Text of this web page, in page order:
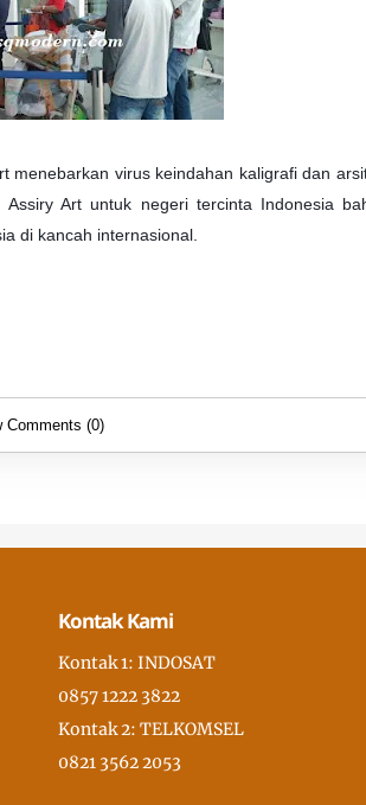
menebarkan virus keindahan kaligrafi dan
Art untuk negeri tercinta Indonesia
di kancah internasional.
Comments (0)
Kontak Kami
Kontak 1: INDOSAT
0857 1222 3822
Kontak 2: TELKOMSEL
0821 3562 2053